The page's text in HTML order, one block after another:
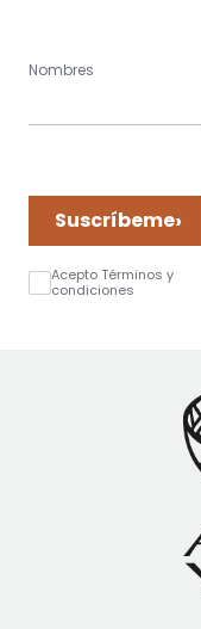
Nombres
Suscríbeme›
Acepto Términos y
condiciones